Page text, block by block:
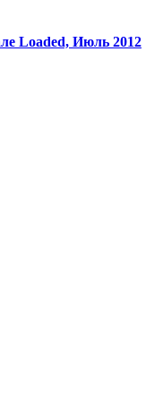
Loaded, Июль 2012